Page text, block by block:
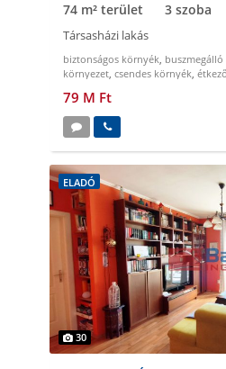
74 m² terület 3 szoba
Társasházi lakás
biztonságos környék,
környezet, csendes környék,
79 M Ft
ELADÓ
30